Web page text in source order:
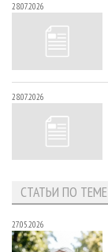
28.07.2026
28.07.2026
СТАТЬИ ПО ТЕМЕ
27.05.2026